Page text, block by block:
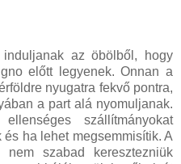
az öbölből, hogy
előtt legyenek. Onnan a
nyugatra fekvő pontra,
a part alá nyomuljanak.
szállítmányokat
ha lehet megsemmisítik. A
nem szabad keresztezniük